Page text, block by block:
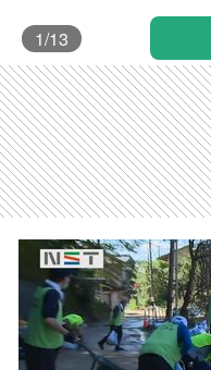
1/13